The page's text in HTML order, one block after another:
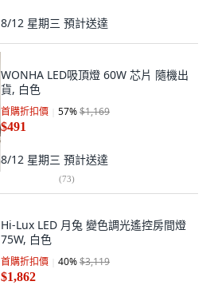
8/12 星期三 預計送達
WONHA LED吸頂燈 60W 芯片 隨機出
貨, 白色
首購折扣價 57%$1,169
$491
8/12 星期三 預計送達
(73)
Hi-Lux LED 月兔 變色調光遙控房間燈
75W, 白色
首購折扣價 40%$3,119
$1,862